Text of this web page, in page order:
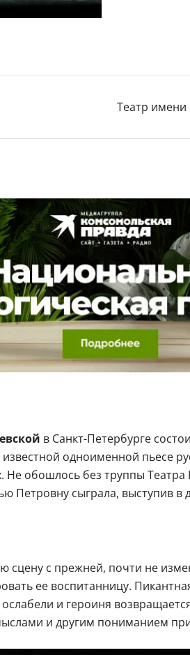
Театр
в Санкт-Петербурге
известной одноименной пьесе
Не обошлось без труппы
Петровну сыграла, выступив в
сцену с прежней, почти не
ее воспитанницу.
и героиня
и другим пониманием